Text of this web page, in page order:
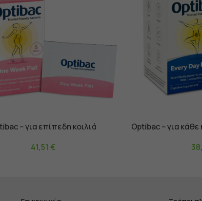
Καλάθι
– για επίπεδη κοιλιά
41,51 €
Προσθήκη Στο Καλάθι
Optibac – για